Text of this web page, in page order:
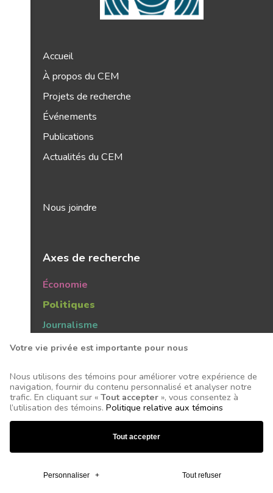
Accueil
À propos du CEM
Projets de recherche
Événements
Publications
Actualités du CEM
Nous joindre
Axes de recherche
Économie
Politiques
Journalisme
Publics
Tous droits réservés © 2026 Centre d'études sur les
médias - Conception et réalisation :
Votre vie privée est importante pour nous
Nous utilisons des témoins pour améliorer votre expérience de
navigation, fournir du contenu personnalisé et analyser notre
trafic. En cliquant sur « Tout accepter », vous consentez à
l’utilisation des témoins. Politique relative aux témoins
Personnaliser + Tout refuser
Tout accepter